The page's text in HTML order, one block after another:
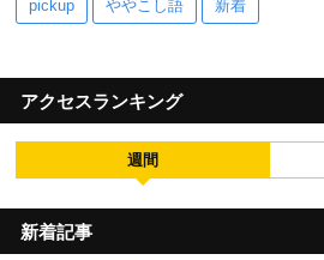
pickup ややこし語 新着
アクセスランキング
週間
新着記事